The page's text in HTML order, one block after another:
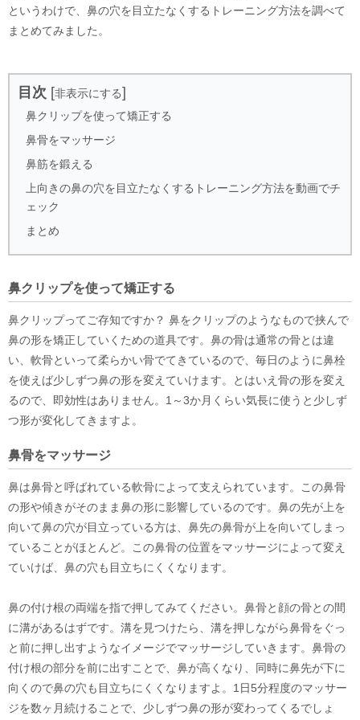
というわけで、鼻の穴を目立たなくするトレーニング方法を調べて
まとめてみました。
目次 [非表示にする]
鼻クリップを使って矯正する
鼻骨をマッサージ
鼻筋を鍛える
上向きの鼻の穴を目立たなくするトレーニング方法を動画でチ
ェック
まとめ
鼻クリップを使って矯正する
鼻クリップってご存知ですか？ 鼻をクリップのようなもので挟んで
鼻の形を矯正していくための道具です。鼻の骨は通常の骨とは違
い、軟骨といって柔らかい骨でてきているので、毎日のように鼻栓
を使えば少しずつ鼻の形を変えていけます。とはいえ骨の形を変え
るので、即効性はありません。1～3か月くらい気長に使うと少しず
つ形が変化してきますよ。
鼻骨をマッサージ
鼻は鼻骨と呼ばれている軟骨によって支えられています。この鼻骨
の形や傾きがそのまま鼻の形に影響しているのです。鼻の先が上を
向いて鼻の穴が目立っている方は、鼻先の鼻骨が上を向いてしまっ
ていることがほとんど。この鼻骨の位置をマッサージによって変え
ていけば、鼻の穴も目立ちにくくなります。
鼻の付け根の両端を指で押してみてください。鼻骨と顔の骨との間
に溝があるはずです。溝を見つけたら、溝を押しながら鼻骨をぐっ
と前に押し出すようなイメージでマッサージしていきます。鼻骨の
付け根の部分を前に出すことで、鼻が高くなり、同時に鼻先が下に
向くので鼻の穴も目立ちにくくなりますよ。1日5分程度のマッサー
ジを数ヶ月続けることで、少しずつ鼻の形が変わってくるでしょ